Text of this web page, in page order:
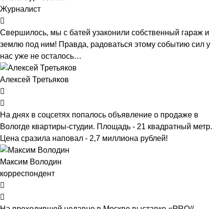
Журналист
Свершилось, мы с батей узаконили собственный гараж и
землю под ним! Правда, радоваться этому событию сил у
нас уже не осталось…
Алексей Третьяков
На днях в соцсетях попалось объявление о продаже в
Вологде квартиры-студии. Площадь - 21 квадратный метр.
Цена сразила наповал - 2,7 миллиона рублей!
Максим Володин
корреспондент